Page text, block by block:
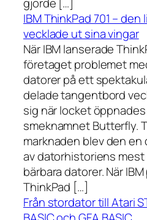
gjorde […]
IBM ThinkPad 701 –
vecklade ut sina vingar
När IBM lanserade
företaget problemet
datorer på ett
delade tangentbord
sig när locket
smeknamnet Butterfly.
marknaden blev den
av datorhistoriens mest
bärbara datorer. När
ThinkPad […]
Från stordator till Atari